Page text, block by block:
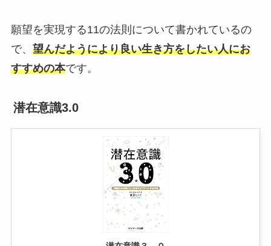
願望を実現する11の法則について書かれているの
で、 望んだようにより良い生き方をしたい人にお
すすめの本です。
潜在意識3.0